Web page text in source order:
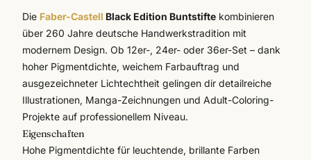
Die Faber-Castell Black Edition Buntstifte kombinieren
über 260 Jahre deutsche Handwerkstradition mit
modernem Design. Ob 12er-, 24er- oder 36er-Set – dank
hoher Pigmentdichte, weichem Farbauftrag und
ausgezeichneter Lichtechtheit gelingen dir detailreiche
Illustrationen, Manga-Zeichnungen und Adult-Coloring-
Projekte auf professionellem Niveau.
Eigenschaften
Hohe Pigmentdichte für leuchtende, brillante Farben